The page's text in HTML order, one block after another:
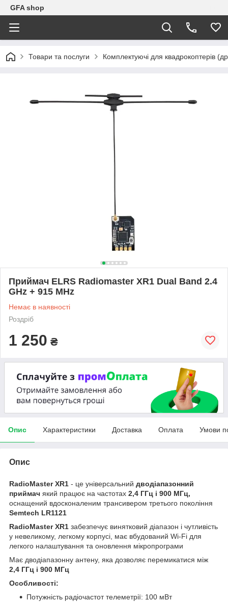
GFA shop
Товари та послуги Комплектуючі для квадрокоптерів
Приймач ELRS Radiomaster XR1 Dual Band 2.4
GHz + 915 MHz
Немає в наявності
Роздріб
1 250 ₴
Опис Характеристики Доставка Оплата Умови
Опис
RadioMaster XR1 - це універсальний дводіапазонний
приймач який працює на частотах 2,4 ГГц і 900 МГц,
оснащений вдосконаленим трансивером третього покоління
Semtech LR1121
RadioMaster XR1 забезпечує винятковий діапазон і чутливість
у невеликому, легкому корпусі, має вбудований Wi-Fi для
легкого налаштування та оновлення мікропрограми
Має дводіапазонну антену, яка дозволяє перемикатися між
2,4 ГГц і 900 МГц
Особливості:
Потужність радіочастот телеметрії: 100 мВт